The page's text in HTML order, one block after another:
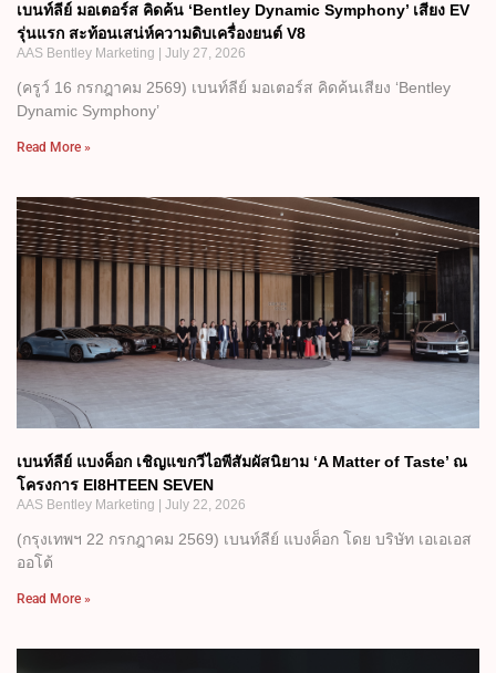
เบนท์ลีย์ มอเตอร์ส คิดค้น ‘Bentley Dynamic Symphony’ เสียง EV
รุ่นแรก สะท้อนเสน่ห์ความดิบเครื่องยนต์ V8
AAS Bentley Marketing July 27, 2026
(ครูว์ 16 กรกฎาคม 2569) เบนท์ลีย์ มอเตอร์ส คิดค้นเสียง ‘Bentley
Dynamic Symphony’
Read More »
เบนท์ลีย์ แบงค็อก เชิญแขกวีไอพีสัมผัสนิยาม ‘A Matter of Taste’ ณ
โครงการ EI8HTEEN SEVEN
AAS Bentley Marketing July 22, 2026
(กรุงเทพฯ 22 กรกฎาคม 2569) เบนท์ลีย์ แบงค็อก โดย บริษัท เอเอเอส
ออโต้
Read More »